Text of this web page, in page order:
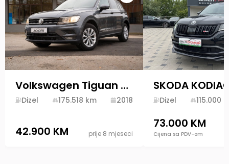
Volkswagen Tiguan 2.0 TDI DSG 4MOTION 2018 Diesel
Dizel 175.518 km 2018
42.900 KM prije 8 mjeseci
Dizel 115.000
73.000 KM
Cijena sa PDV-om